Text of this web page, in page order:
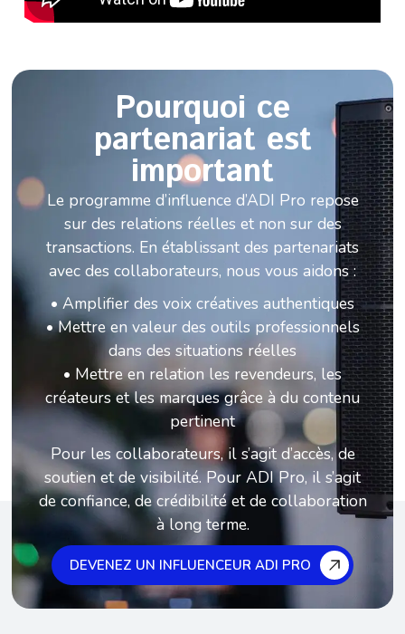
Pourquoi ce
partenariat est
important
Le programme d’influence d’ADI Pro repose
sur des relations réelles et non sur des
transactions. En établissant des partenariats
avec des collaborateurs, nous vous aidons :
• Amplifier des voix créatives authentiques
• Mettre en valeur des outils professionnels
dans des situations réelles
• Mettre en relation les revendeurs, les
créateurs et les marques grâce à du contenu
pertinent
Pour les collaborateurs, il s’agit d’accès, de
soutien et de visibilité. Pour ADI Pro, il s’agit
de confiance, de crédibilité et de collaboration
à long terme.
DEVENEZ UN INFLUENCEUR ADI PRO